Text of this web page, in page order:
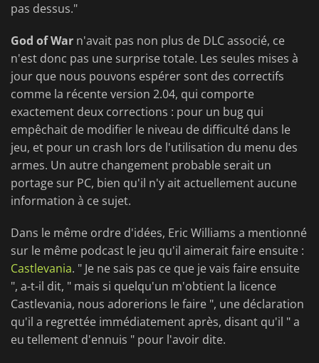
pas dessus."
God of War n'avait pas non plus de DLC associé, ce
n'est donc pas une surprise totale. Les seules mises à
jour que nous pouvons espérer sont des correctifs
comme la récente version 2.04, qui comporte
exactement deux corrections : pour un bug qui
empêchait de modifier le niveau de difficulté dans le
jeu, et pour un crash lors de l'utilisation du menu des
armes. Un autre changement probable serait un
portage sur PC, bien qu'il n'y ait actuellement aucune
information à ce sujet.
Dans le même ordre d'idées, Eric Williams a mentionné
sur le même podcast le jeu qu'il aimerait faire ensuite :
Castlevania. " Je ne sais pas ce que je vais faire ensuite
", a-t-il dit, " mais si quelqu'un m'obtient la licence
Castlevania, nous adorerions le faire ", une déclaration
qu'il a regrettée immédiatement après, disant qu'il " a
eu tellement d'ennuis " pour l'avoir dite.